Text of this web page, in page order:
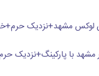
لوکس مشهد+نزدیک
با پارکینگ+نزدیک حرم+50%